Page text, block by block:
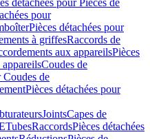
détachées pour Pièces de
pour
Pièces détachées pour
à griffesRaccords de
aux appareilsPièces
appareilsCoudes de
Coudes de
Pièces détachées pour
JointsCapes de
TubesRaccordsPièces détachées